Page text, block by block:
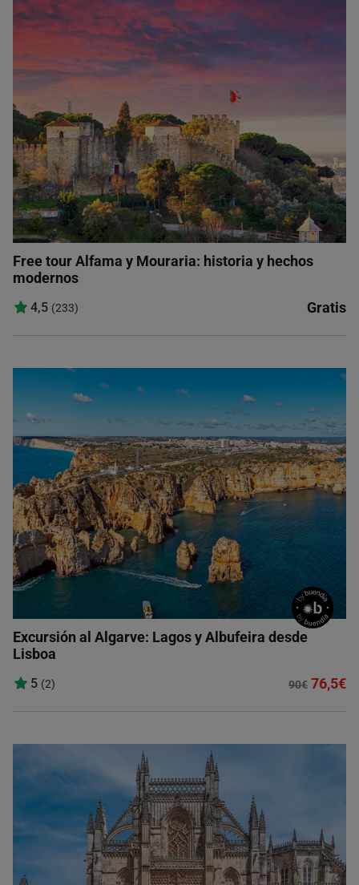
Free tour Alfama y Mouraria: historia y hechos
modernos
4,5 (233) Gratis
Excursión al Algarve: Lagos y Albufeira desde
Lisboa
5 (2) 90€ 76,5€